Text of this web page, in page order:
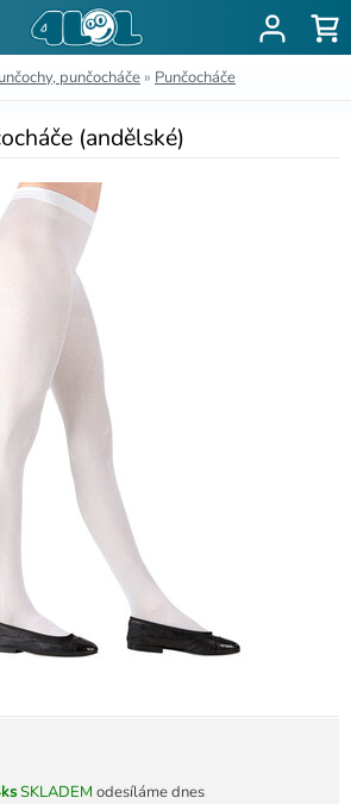
punčocháče » Punčocháče
(andělské)
SKLADEM odesíláme dnes